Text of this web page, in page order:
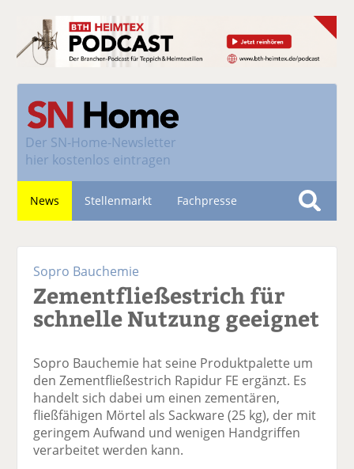
Der SN-Home-Newsletter
hier kostenlos eintragen
News Stellenmarkt Fachpresse
S
Sopro Bauchemie
Zementfließestrich für
schnelle Nutzung geeignet
Sopro Bauchemie hat seine Produktpalette um
den Zementfließestrich Rapidur FE ergänzt. Es
handelt sich dabei um einen zementären,
fließfähigen Mörtel als Sackware (25 kg), der mit
geringem Aufwand und wenigen Handgriffen
verarbeitet werden kann.